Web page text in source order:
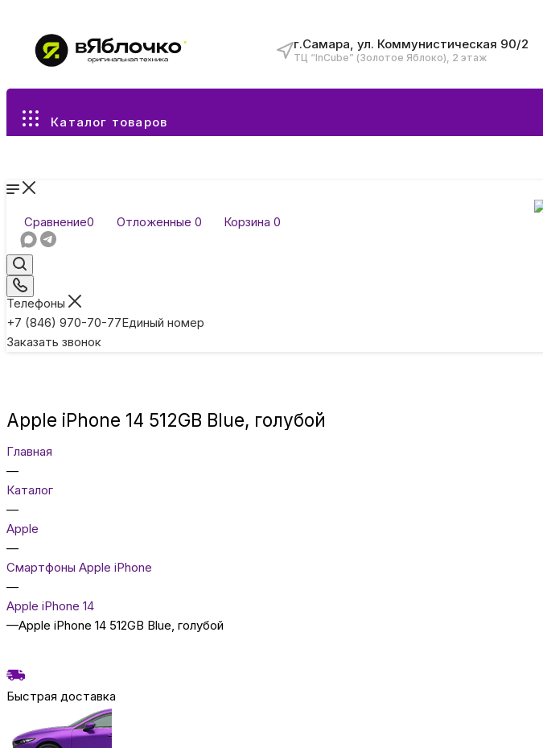
г.Самара, ул. Коммунистическая 90/2
ТЦ “InCube” (Золотое Яблоко), 2 этаж
Каталог товаров
Сравнение0 Отложенные 0 Корзина 0
Телефоны
+7 (846) 970-70-77Единый номер
Заказать звонок
Все разделы каталога
Apple iPhone 14 512GB Blue, голубой
Главная
—
Каталог
—
Apple
—
Смартфоны Apple iPhone
—
Apple iPhone 14
—Apple iPhone 14 512GB Blue, голубой
Быстрая доставка